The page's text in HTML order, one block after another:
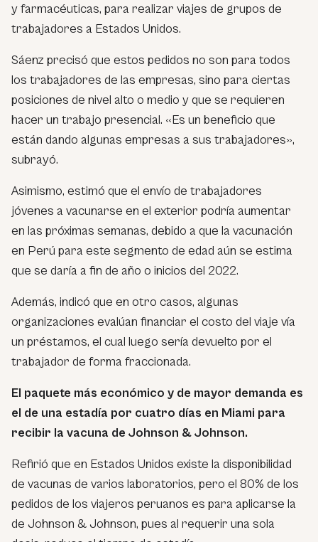
y farmacéuticas, para realizar viajes de grupos de
trabajadores a Estados Unidos.
Sáenz precisó que estos pedidos no son para todos
los trabajadores de las empresas, sino para ciertas
posiciones de nivel alto o medio y que se requieren
hacer un trabajo presencial. «Es un beneficio que
están dando algunas empresas a sus trabajadores»,
subrayó.
Asimismo, estimó que el envío de trabajadores
jóvenes a vacunarse en el exterior podría aumentar
en las próximas semanas, debido a que la vacunación
en Perú para este segmento de edad aún se estima
que se daría a fin de año o inicios del 2022.
Además, indicó que en otro casos, algunas
organizaciones evalúan financiar el costo del viaje vía
un préstamos, el cual luego sería devuelto por el
trabajador de forma fraccionada.
El paquete más económico y de mayor demanda es
el de una estadía por cuatro días en Miami para
recibir la vacuna de Johnson & Johnson.
Refirió que en Estados Unidos existe la disponibilidad
de vacunas de varios laboratorios, pero el 80% de los
pedidos de los viajeros peruanos es para aplicarse la
de Johnson & Johnson, pues al requerir una sola